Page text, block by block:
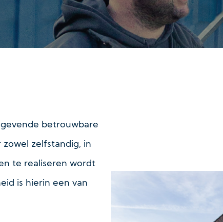
betrouwbare
zelfstandig, in
te realiseren wordt
is hierin een van